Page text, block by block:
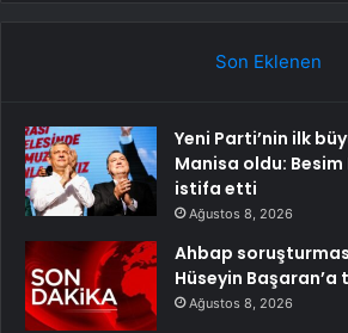
Son Eklenen
Yeni Parti’nin ilk
Manisa oldu: Besim
istifa etti
Ağustos 8, 2026
Ahbap
Hüseyin
Ağustos 8, 2026